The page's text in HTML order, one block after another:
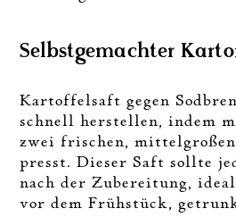
Selbstgemachter
Kartoffelsaft gegen
schnell herstellen, indem
zwei frischen,
presst. Dieser Saft sollte
nach der Zubereitung,
vor dem Frühstück,